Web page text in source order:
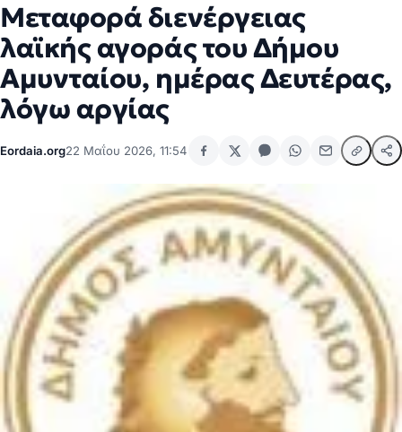
Μεταφορά διενέργειας
λαϊκής αγοράς του Δήμου
Αμυνταίου, ημέρας Δευτέρας,
λόγω αργίας
Eordaia.org22 Μαΐου 2026, 11:54